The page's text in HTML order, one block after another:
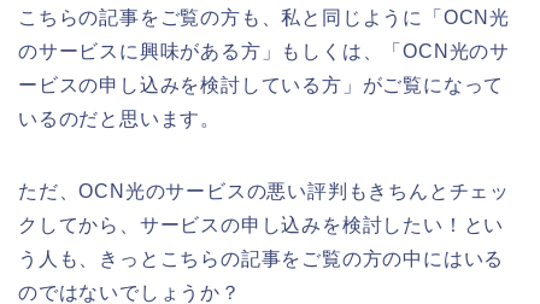
こちらの記事をご覧の方も、私と同じように「OCN光
のサービスに興味がある方」もしくは、「OCN光のサ
ービスの申し込みを検討している方」がご覧になって
いるのだと思います。
ただ、OCN光のサービスの悪い評判もきちんとチェッ
クしてから、サービスの申し込みを検討したい！とい
う人も、きっとこちらの記事をご覧の方の中にはいる
のではないでしょうか？